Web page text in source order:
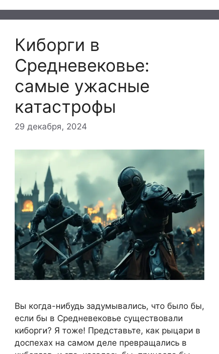
Киборги в
Средневековье:
самые ужасные
катастрофы
29 декабря, 2024
Вы когда-нибудь задумывались, что было бы,
если бы в Средневековье существовали
киборги? Я тоже! Представьте, как рыцари в
доспехах на самом деле превращались в